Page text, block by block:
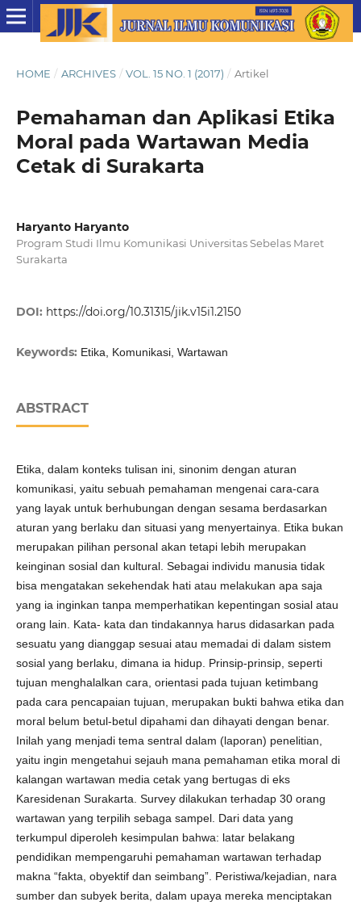
HOME / ARCHIVES / VOL. 15 NO. 1 (2017) / Artikel
Pemahaman dan Aplikasi Etika
Moral pada Wartawan Media
Cetak di Surakarta
Haryanto Haryanto
Program Studi Ilmu Komunikasi Universitas Sebelas Maret
Surakarta
DOI: https://doi.org/10.31315/jik.v15i1.2150
Keywords: Etika, Komunikasi, Wartawan
ABSTRACT
Etika, dalam konteks tulisan ini, sinonim dengan aturan
komunikasi, yaitu sebuah pemahaman mengenai cara-cara
yang layak untuk berhubungan dengan sesama berdasarkan
aturan yang berlaku dan situasi yang menyertainya. Etika bukan
merupakan pilihan personal akan tetapi lebih merupakan
keinginan sosial dan kultural. Sebagai individu manusia tidak
bisa mengatakan sekehendak hati atau melakukan apa saja
yang ia inginkan tanpa memperhatikan kepentingan sosial atau
orang lain. Kata- kata dan tindakannya harus didasarkan pada
sesuatu yang dianggap sesuai atau memadai di dalam sistem
sosial yang berlaku, dimana ia hidup. Prinsip-prinsip, seperti
tujuan menghalalkan cara, orientasi pada tujuan ketimbang
pada cara pencapaian tujuan, merupakan bukti bahwa etika dan
moral belum betul-betul dipahami dan dihayati dengan benar.
Inilah yang menjadi tema sentral dalam (laporan) penelitian,
yaitu ingin mengetahui sejauh mana pemahaman etika moral di
kalangan wartawan media cetak yang bertugas di eks
Karesidenan Surakarta. Survey dilakukan terhadap 30 orang
wartawan yang terpilih sebaga sampel. Dari data yang
terkumpul diperoleh kesimpulan bahwa: latar belakang
pendidikan mempengaruhi pemahaman wartawan terhadap
makna “fakta, obyektif dan seimbang”. Peristiwa/kejadian, nara
sumber dan subyek berita, dalam upaya mereka menciptakan